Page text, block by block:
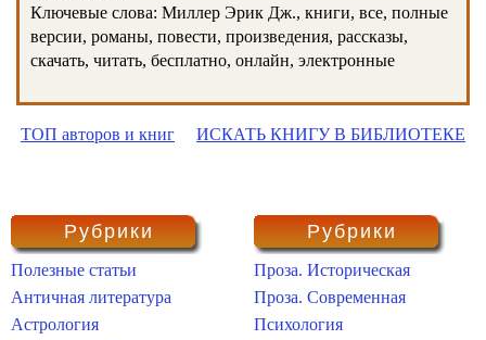
Ключевые слова: Миллер Эрик Дж., книги, все, полные
версии, романы, повести, произведения, рассказы,
скачать, читать, бесплатно, онлайн, электронные
ТОП авторов и книг ИСКАТЬ КНИГУ В БИБЛИОТЕКЕ
Рубрики
Полезные статьи
Античная литература
Астрология
Рубрики
Проза. Историческая
Проза. Современная
Психология